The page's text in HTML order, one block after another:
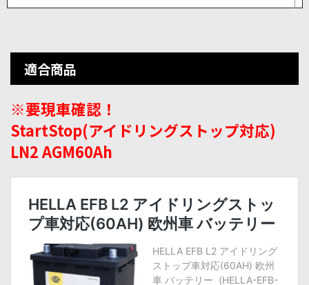
適合商品
※要現車確認！
StartStop(アイドリングストップ対応)
LN2 AGM60Ah